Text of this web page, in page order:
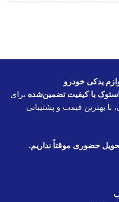
یدکی خودرو
استوک با کیفیت تضمین‌شده برای
با بهترین قیمت و پشتیبانی
حضوری موقتاً نداریم.